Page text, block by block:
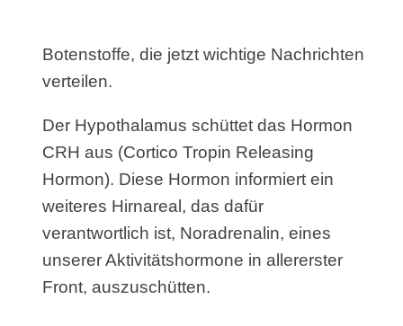
Botenstoffe, die jetzt wichtige Nachrichten
verteilen.
Der Hypothalamus schüttet das Hormon
CRH aus (Cortico Tropin Releasing
Hormon). Diese Hormon informiert ein
weiteres Hirnareal, das dafür
verantwortlich ist, Noradrenalin, eines
unserer Aktivitätshormone in allererster
Front, auszuschütten.